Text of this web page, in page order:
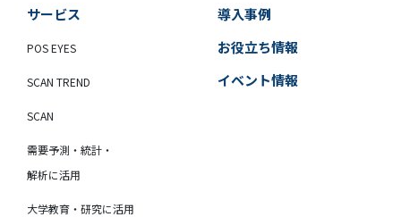
サービス
POS EYES
SCAN TREND
SCAN
需要予測・統計・
解析に活用
大学教育・研究に活用
導入事例
お役立ち情報
イベント情報